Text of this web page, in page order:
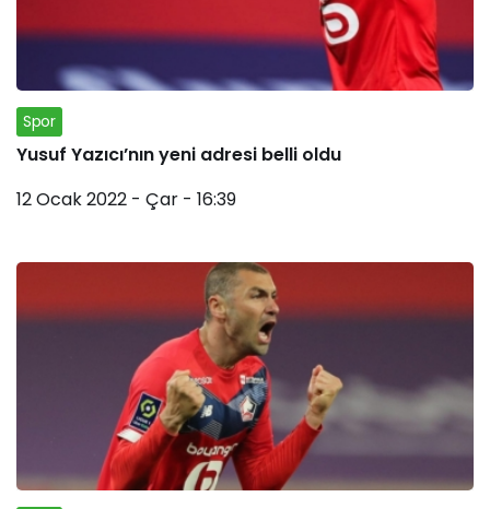
Spor
Yusuf Yazıcı’nın yeni adresi belli oldu
12 Ocak 2022 - Çar - 16:39